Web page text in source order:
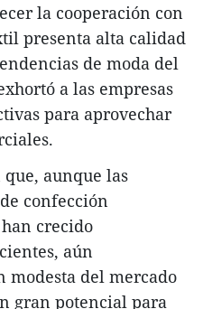
la cooperación con
presenta alta calidad
de moda del
a las empresas
para aprovechar
aunque las
confección
crecido
aún
modesta del mercado
gran potencial para